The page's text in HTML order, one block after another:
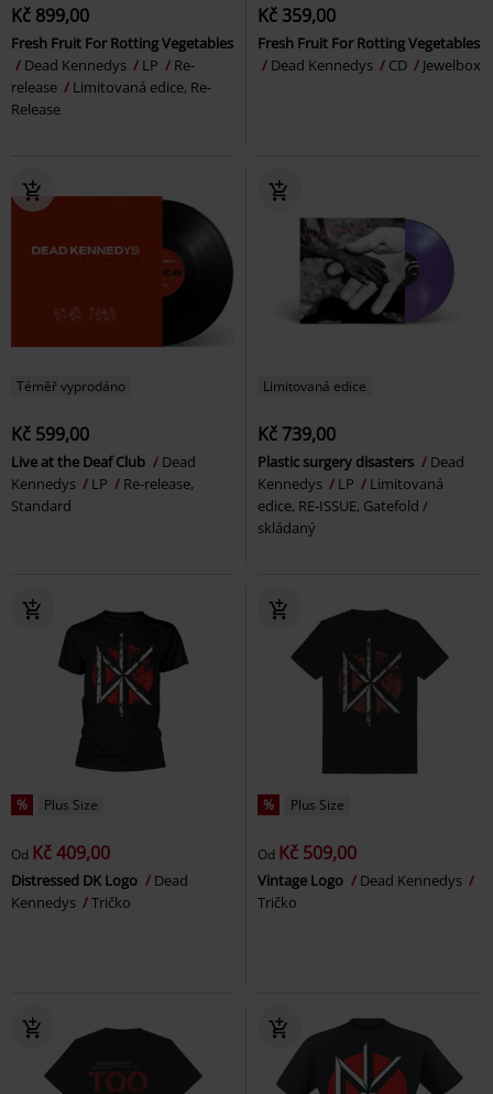
Kč 899,00
Fresh Fruit For Rotting Vegetables
Dead Kennedys
LP
Re-
release
Limitovaná edice, Re-
Release
Kč 359,00
Fresh Fruit For Rotting Vegetables
Dead Kennedys
CD Jewelbox
Téměř vyprodáno
Kč 599,00
Live at the Deaf Club
Dead
Kennedys
LP
Re-release,
Standard
Limitovaná edice
Kč 739,00
Plastic surgery disasters
Dead
Kennedys
LP
Limitovaná
edice, RE-ISSUE, Gatefold /
skládaný
% Plus Size
Od Kč 409,00
Distressed DK Logo
Dead
Kennedys
Tričko
% Plus Size
Od Kč 509,00
Vintage Logo
Dead Kennedys
Tričko